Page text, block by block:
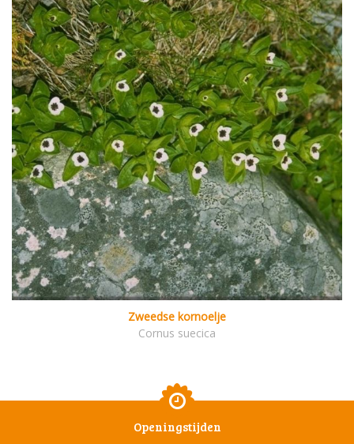
Zweedse kornoelje
Cornus suecica
Openingstijden